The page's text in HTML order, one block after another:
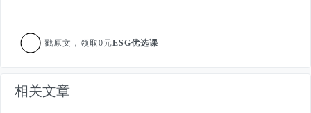
戳原文，领取0元ESG优选课
相关文章